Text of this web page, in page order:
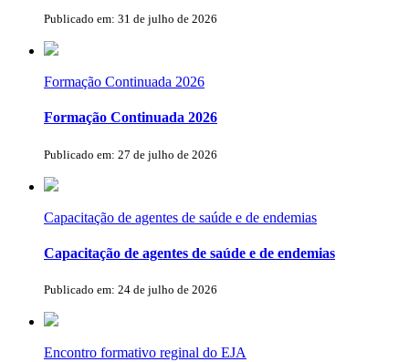
Publicado em: 31 de julho de 2026
Formação Continuada 2026
Formação Continuada 2026
Publicado em: 27 de julho de 2026
Capacitação de agentes de saúde e de endemias
Capacitação de agentes de saúde e de endemias
Publicado em: 24 de julho de 2026
Encontro formativo reginal do EJA